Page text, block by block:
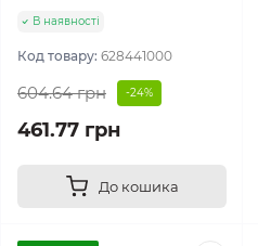
В наявності
Код товару: 628441000
604.64 грн -24%
461.77 грн
До кошика